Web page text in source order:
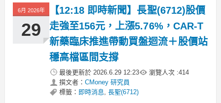
關鍵在於近期立院對於《再生醫療雙
法》草案的推動討論升溫，市場普遍預
期政策
6月 2026年
29
【12:18 即時新聞】長聖(6712)股價
走強至156元，上漲5.76%，CAR-T
新藥臨床推進帶動買盤迴流＋股價站
穩高檔區間支撐
最後更新於 2026.6.29 12:23 瀏覽人次 :414
撰文者： CMoney 研究員
標籤： 即時消息, 長聖(6712)